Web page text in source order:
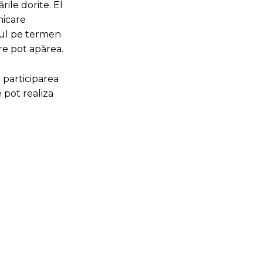
dorite. El
pe termen
pot apărea.
pot realiza